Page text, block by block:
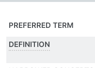
PREFERRED TERM
DEFINITION